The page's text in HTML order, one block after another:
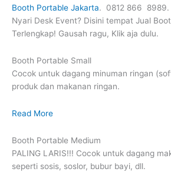
Booth Portable Jakarta. 0812 866 8989.
Nyari Desk Event? Disini tempat Jual
Terlengkap! Gausah ragu, Klik aja dulu.
Booth Portable Small
Cocok untuk dagang minuman ringan
produk dan makanan ringan.
Read More
Booth Portable Medium
PALING LARIS!!! Cocok untuk dagang
seperti sosis, soslor, bubur bayi, dll.